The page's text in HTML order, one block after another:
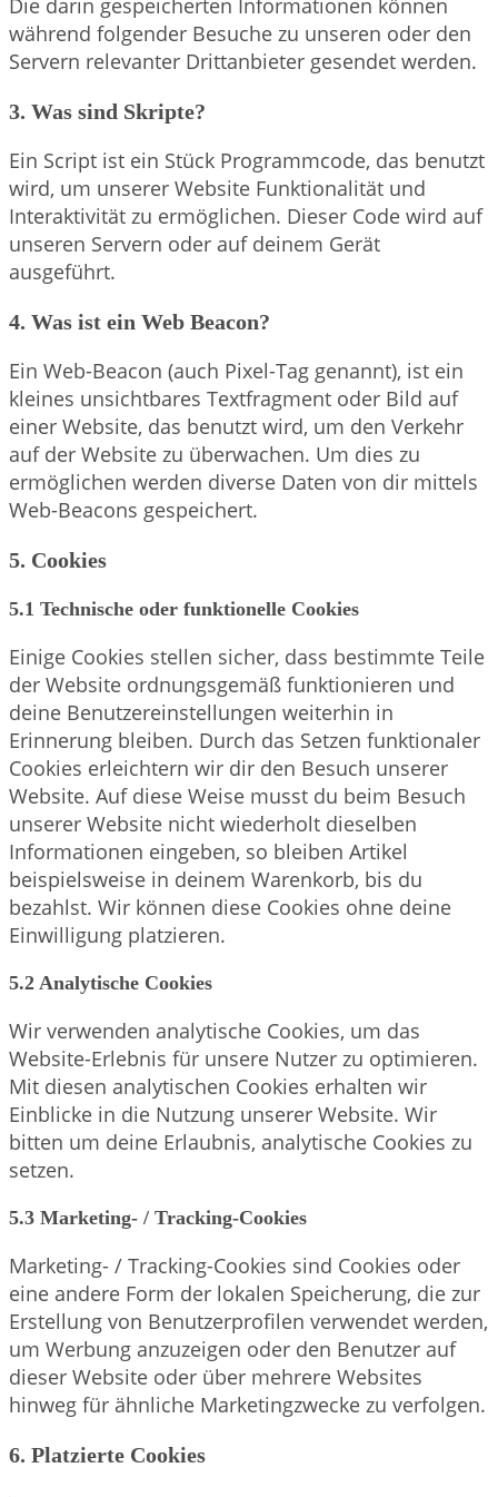
Die darin gespeicherten Informationen können
während folgender Besuche zu unseren oder den
Servern relevanter Drittanbieter gesendet werden.
3. Was sind Skripte?
Ein Script ist ein Stück Programmcode, das benutzt
wird, um unserer Website Funktionalität und
Interaktivität zu ermöglichen. Dieser Code wird auf
unseren Servern oder auf deinem Gerät
ausgeführt.
4. Was ist ein Web Beacon?
Ein Web-Beacon (auch Pixel-Tag genannt), ist ein
kleines unsichtbares Textfragment oder Bild auf
einer Website, das benutzt wird, um den Verkehr
auf der Website zu überwachen. Um dies zu
ermöglichen werden diverse Daten von dir mittels
Web-Beacons gespeichert.
5. Cookies
5.1 Technische oder funktionelle Cookies
Einige Cookies stellen sicher, dass bestimmte Teile
der Website ordnungsgemäß funktionieren und
deine Benutzereinstellungen weiterhin in
Erinnerung bleiben. Durch das Setzen funktionaler
Cookies erleichtern wir dir den Besuch unserer
Website. Auf diese Weise musst du beim Besuch
unserer Website nicht wiederholt dieselben
Informationen eingeben, so bleiben Artikel
beispielsweise in deinem Warenkorb, bis du
bezahlst. Wir können diese Cookies ohne deine
Einwilligung platzieren.
5.2 Analytische Cookies
Wir verwenden analytische Cookies, um das
Website-Erlebnis für unsere Nutzer zu optimieren.
Mit diesen analytischen Cookies erhalten wir
Einblicke in die Nutzung unserer Website. Wir
bitten um deine Erlaubnis, analytische Cookies zu
setzen.
5.3 Marketing- / Tracking-Cookies
Marketing- / Tracking-Cookies sind Cookies oder
eine andere Form der lokalen Speicherung, die zur
Erstellung von Benutzerprofilen verwendet werden,
um Werbung anzuzeigen oder den Benutzer auf
dieser Website oder über mehrere Websites
hinweg für ähnliche Marketingzwecke zu verfolgen.
6. Platzierte Cookies